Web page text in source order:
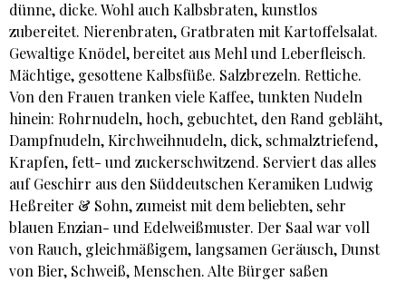
dünne, dicke. Wohl auch Kalbsbraten, kunstlos
zubereitet. Nierenbraten, Gratbraten mit Kartoffelsalat.
Gewaltige Knödel, bereitet aus Mehl und Leberfleisch.
Mächtige, gesottene Kalbsfüße. Salzbrezeln. Rettiche.
Von den Frauen tranken viele Kaffee, tunkten Nudeln
hinein: Rohrnudeln, hoch, gebuchtet, den Rand gebläht,
Dampfnudeln, Kirchweihnudeln, dick, schmalztriefend,
Krapfen, fett- und zuckerschwitzend. Serviert das alles
auf Geschirr aus den Süddeutschen Keramiken Ludwig
Heßreiter & Sohn, zumeist mit dem beliebten, sehr
blauen Enzian- und Edelweißmuster. Der Saal war voll
von Rauch, gleichmäßigem, langsamen Geräusch, Dunst
von Bier, Schweiß, Menschen. Alte Bürger saßen